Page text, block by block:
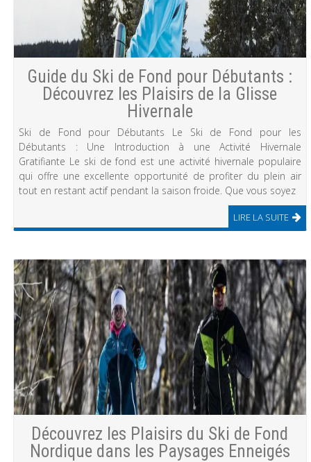
Guide du Ski de Fond pour Débutants :
Découvrez les Plaisirs de la Glisse
Hivernale
Ski de Fond pour Débutants Le Ski de Fond pour les
Débutants : Une Introduction à une Activité Hivernale
Gratifiante Le ski de fond est une activité hivernale populaire
qui offre une excellente opportunité de profiter du plein air
tout en restant actif pendant la saison froide. Que vous soyez
LIRE LA SUITE
Découvrez les Plaisirs du Ski de Fond
Nordique dans les Paysages Enneigés